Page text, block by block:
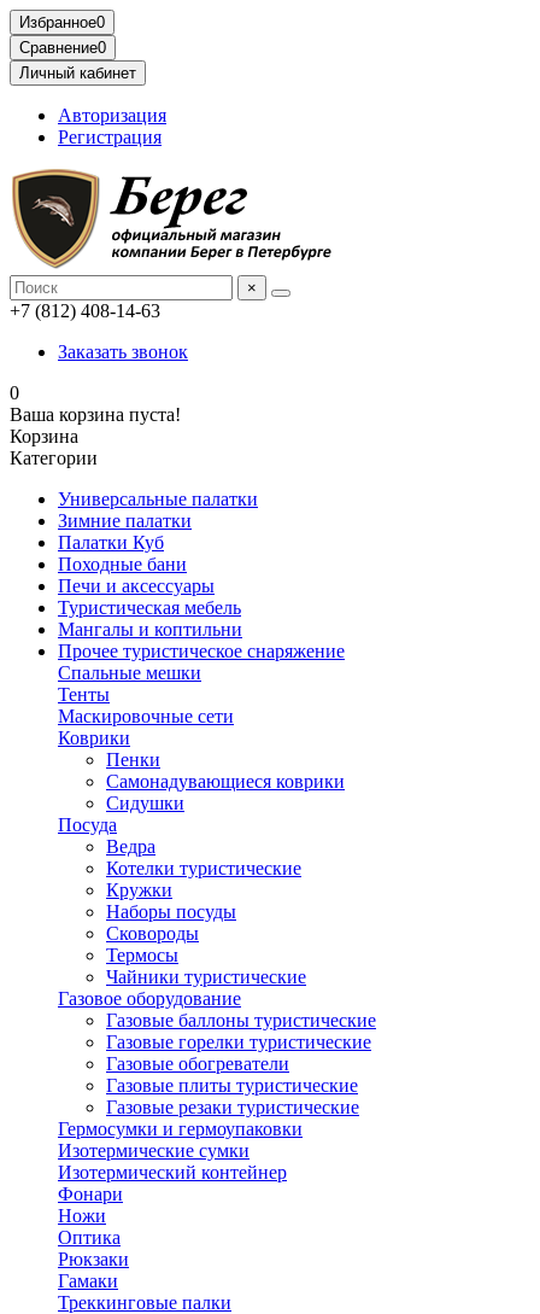
Избранное0
Сравнение0
Личный кабинет
Авторизация
Регистрация
×
+7 (812) 408-14-63
Заказать звонок
0
Ваша корзина пуста!
Корзина
Категории
Универсальные палатки
Зимние палатки
Палатки Куб
Походные бани
Печи и аксессуары
Туристическая мебель
Мангалы и коптильни
Прочее туристическое снаряжение
Спальные мешки
Тенты
Маскировочные сети
Коврики
Пенки
Самонадувающиеся коврики
Сидушки
Посуда
Ведра
Котелки туристические
Кружки
Наборы посуды
Сковороды
Термосы
Чайники туристические
Газовое оборудование
Газовые баллоны туристические
Газовые горелки туристические
Газовые обогреватели
Газовые плиты туристические
Газовые резаки туристические
Гермосумки и гермоупаковки
Изотермические сумки
Изотермический контейнер
Фонари
Ножи
Оптика
Рюкзаки
Гамаки
Треккинговые палки